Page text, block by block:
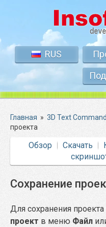
RUS
Главная » 3D Text
проекта
Обзор Скачать
Сохранение
Для сохранения
проект в меню Файл